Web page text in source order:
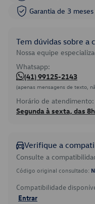
Garantia de 3
Tem dúvidas sobre a
Nossa equipe
Whatsapp:
(41) 99125-2143
(apenas mensagens de texto,
Horário de atendimento:
Segunda à sexta, das
Verifique a
Consulte a
Código original consultado:
Compatibilidade
Entrar